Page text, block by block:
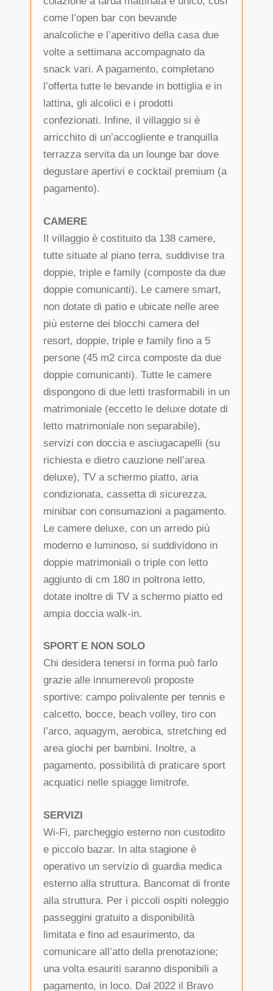
come l’open bar con bevande
analcoliche e l’aperitivo della casa due
volte a settimana accompagnato da
snack vari. A pagamento, completano
l’offerta tutte le bevande in bottiglia e in
lattina, gli alcolici e i prodotti
confezionati. Infine, il villaggio si è
arricchito di un’accogliente e tranquilla
terrazza servita da un lounge bar dove
degustare apertivi e cocktail premium (a
pagamento).
CAMERE
Il villaggio è costituito da 138 camere,
tutte situate al piano terra, suddivise tra
doppie, triple e family (composte da due
doppie comunicanti). Le camere smart,
non dotate di patio e ubicate nelle aree
più esterne dei blocchi camera del
resort, doppie, triple e family fino a 5
persone (45 m2 circa composte da due
doppie comunicanti). Tutte le camere
dispongono di due letti trasformabili in un
matrimoniale (eccetto le deluxe dotate di
letto matrimoniale non separabile),
servizi con doccia e asciugacapelli (su
richiesta e dietro cauzione nell’area
deluxe), TV a schermo piatto, aria
condizionata, cassetta di sicurezza,
minibar con consumazioni a pagamento.
Le camere deluxe, con un arredo più
moderno e luminoso, si suddividono in
doppie matrimoniali o triple con letto
aggiunto di cm 180 in poltrona letto,
dotate inoltre di TV a schermo piatto ed
ampia doccia walk-in.
SPORT E NON SOLO
Chi desidera tenersi in forma può farlo
grazie alle innumerevoli proposte
sportive: campo polivalente per tennis e
calcetto, bocce, beach volley, tiro con
l’arco, aquagym, aerobica, stretching ed
area giochi per bambini. Inoltre, a
pagamento, possibilità di praticare sport
acquatici nelle spiagge limitrofe.
SERVIZI
Wi-Fi, parcheggio esterno non custodito
e piccolo bazar. In alta stagione è
operativo un servizio di guardia medica
esterno alla struttura. Bancomat di fronte
alla struttura. Per i piccoli ospiti noleggio
passeggini gratuito a disponibilità
limitata e fino ad esaurimento, da
comunicare all’atto della prenotazione;
una volta esauriti saranno disponibili a
pagamento, in loco. Dal 2022 il Bravo